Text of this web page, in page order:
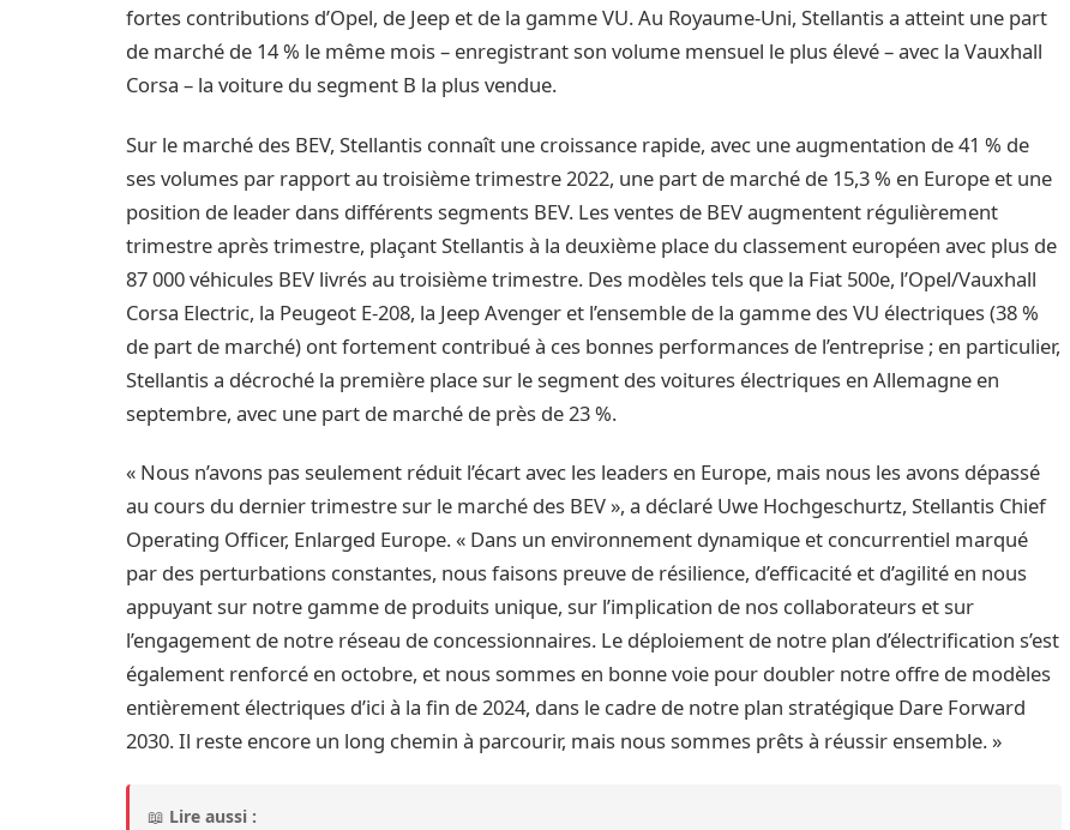
fortes contributions d’Opel, de Jeep et de la gamme VU. Au Royaume-Uni, Stellantis a atteint une part
de marché de 14 % le même mois – enregistrant son volume mensuel le plus élevé – avec la Vauxhall
Corsa – la voiture du segment B la plus vendue.
Sur le marché des BEV, Stellantis connaît une croissance rapide, avec une augmentation de 41 % de
ses volumes par rapport au troisième trimestre 2022, une part de marché de 15,3 % en Europe et une
position de leader dans différents segments BEV. Les ventes de BEV augmentent régulièrement
trimestre après trimestre, plaçant Stellantis à la deuxième place du classement européen avec plus de
87 000 véhicules BEV livrés au troisième trimestre. Des modèles tels que la Fiat 500e, l’Opel/Vauxhall
Corsa Electric, la Peugeot E-208, la Jeep Avenger et l’ensemble de la gamme des VU électriques (38 %
de part de marché) ont fortement contribué à ces bonnes performances de l’entreprise ; en particulier,
Stellantis a décroché la première place sur le segment des voitures électriques en Allemagne en
septembre, avec une part de marché de près de 23 %.
« Nous n’avons pas seulement réduit l’écart avec les leaders en Europe, mais nous les avons dépassé
au cours du dernier trimestre sur le marché des BEV », a déclaré Uwe Hochgeschurtz, Stellantis Chief
Operating Officer, Enlarged Europe. « Dans un environnement dynamique et concurrentiel marqué
par des perturbations constantes, nous faisons preuve de résilience, d’efficacité et d’agilité en nous
appuyant sur notre gamme de produits unique, sur l’implication de nos collaborateurs et sur
l’engagement de notre réseau de concessionnaires. Le déploiement de notre plan d’électrification s’est
également renforcé en octobre, et nous sommes en bonne voie pour doubler notre offre de modèles
entièrement électriques d’ici à la fin de 2024, dans le cadre de notre plan stratégique Dare Forward
2030. Il reste encore un long chemin à parcourir, mais nous sommes prêts à réussir ensemble. »
📖 Lire aussi :